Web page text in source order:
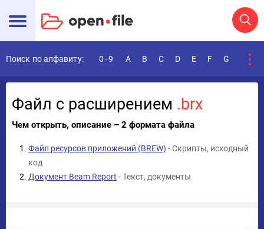
Поиск по алфавиту: 0-9 A B C D E F G
Файл с расширением .brx
Чем открыть, описание – 2 формата файла
Файл ресурсов приложений (BREW) - Скрипты, исходный
код
Документ Beam Report - Текст, документы